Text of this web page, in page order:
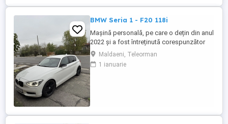
BMW Seria 1 - F20 118i
Mașină personală, pe care o dețin din anul
2022 și a fost întreținută corespunzător
(revizia la 8000-9000 km). Distribuție,
ambreiaj și suspensie (telescoape,
brațe+bucși)- au fost înlocuite cu un an în
Maldaeni, Teleorman
1 ianuarie